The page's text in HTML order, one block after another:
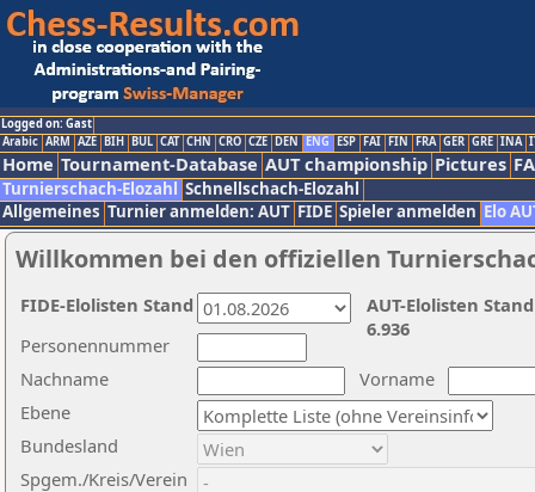
Logged on: Gast
Arabic ARM AZE BIH BUL CAT CHN CRO CZE DEN ENG ESP FAI FIN FRA GER GRE INA
Home Tournament-Database AUT championship Pictures
Turnierschach-Elozahl Schnellschach-Elozahl
Allgemeines Turnier anmelden: AUT FIDE Spieler anmelden Elo
Willkommen bei den offiziellen
Nachname
Vorname
Ebene
Personennummer
Bundesland
Spgem./Kreis/Verein
AUT-Elolisten
6.936
FIDE-Elolisten Stand